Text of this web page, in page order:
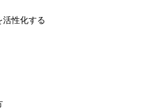
活性化する